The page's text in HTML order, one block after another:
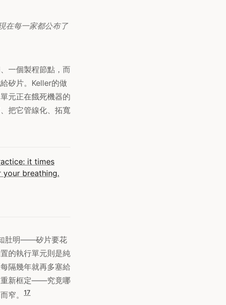
在每一家都公布了
一個製程節點，而
矽片。Keller的做
元正在餓死機器的
把它管線化、拓寬
it times
breathing.
肚明——矽片要花
的執行單元則是純
隔幾年就再多塞給
重新框定——究竟哪
窄。
17